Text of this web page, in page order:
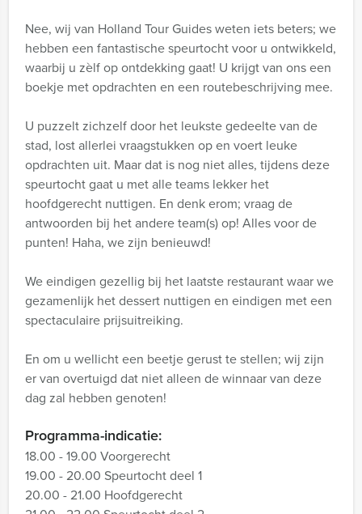
Nee, wij van Holland Tour Guides weten iets beters; we
hebben een fantastische speurtocht voor u ontwikkeld,
waarbij u zèlf op ontdekking gaat! U krijgt van ons een
boekje met opdrachten en een routebeschrijving mee.
U puzzelt zichzelf door het leukste gedeelte van de
stad, lost allerlei vraagstukken op en voert leuke
opdrachten uit. Maar dat is nog niet alles, tijdens deze
speurtocht gaat u met alle teams lekker het
hoofdgerecht nuttigen. En denk erom; vraag de
antwoorden bij het andere team(s) op! Alles voor de
punten! Haha, we zijn benieuwd!
We eindigen gezellig bij het laatste restaurant waar we
gezamenlijk het dessert nuttigen en eindigen met een
spectaculaire prijsuitreiking.
En om u wellicht een beetje gerust te stellen; wij zijn
er van overtuigd dat niet alleen de winnaar van deze
dag zal hebben genoten!
Programma-indicatie:
18.00 - 19.00 Voorgerecht
19.00 - 20.00 Speurtocht deel 1
20.00 - 21.00 Hoofdgerecht